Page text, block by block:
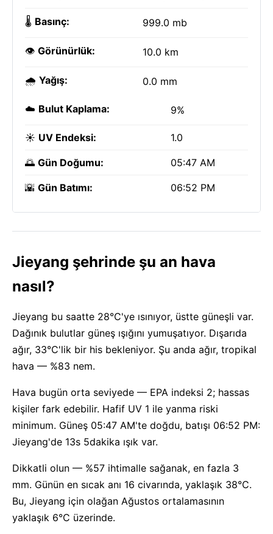
🌡️ Basınç: 999.0 mb
👁️ Görünürlük: 10.0 km
🌧️ Yağış: 0.0 mm
☁️ Bulut Kaplama: 9%
☀️ UV Endeksi: 1.0
🌅 Gün Doğumu: 05:47 AM
🌇 Gün Batımı: 06:52 PM
Jieyang şehrinde şu an hava
nasıl?
Jieyang bu saatte 28°C'ye ısınıyor, üstte güneşli var.
Dağınık bulutlar güneş ışığını yumuşatıyor. Dışarıda
ağır, 33°C'lik bir his bekleniyor. Şu anda ağır, tropikal
hava — %83 nem.
Hava bugün orta seviyede — EPA indeksi 2; hassas
kişiler fark edebilir. Hafif UV 1 ile yanma riski
minimum. Güneş 05:47 AM'te doğdu, batışı 06:52 PM:
Jieyang'de 13s 5dakika ışık var.
Dikkatli olun — %57 ihtimalle sağanak, en fazla 3
mm. Günün en sıcak anı 16 civarında, yaklaşık 38°C.
Bu, Jieyang için olağan Ağustos ortalamasının
yaklaşık 6°C üzerinde.